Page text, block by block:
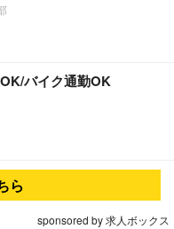
バイク通勤OK
ら
sponsored by 求人ボックス